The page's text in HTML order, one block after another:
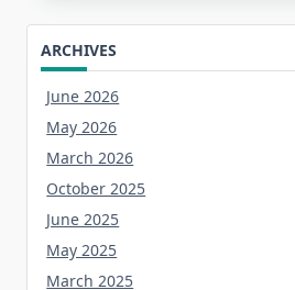
ARCHIVES
June 2026
May 2026
March 2026
October 2025
June 2025
May 2025
March 2025